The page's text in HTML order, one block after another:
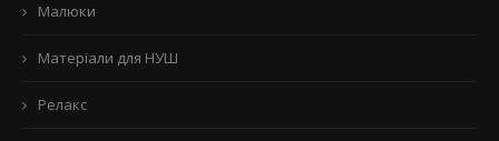
Малюки
Матеріали для НУШ
Релакс